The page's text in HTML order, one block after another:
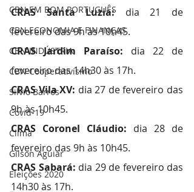
CBN EM BOM PORTUGUÊS
CBN ECONOMIA E FINANÇAS
CBN INDÚSTRIA
CBN Cooperativismo
Silvio Barros
Covid-19
Clima
Gilson Aguiar
Eleições 2020
CRAS Santa Luzia: dia 21 de
fevereiro das 9h às 10h45.
CRAS Jardim Paraíso: dia 22 de
fevereiro das 14h30 às 17h.
CRAS Vila XV: dia 27 de fevereiro das
9h às 10h45.
CRAS Coronel Cláudio: dia 28 de
fevereiro das 9h às 10h45.
CRAS Sabará: dia 29 de fevereiro das
14h30 às 17h.